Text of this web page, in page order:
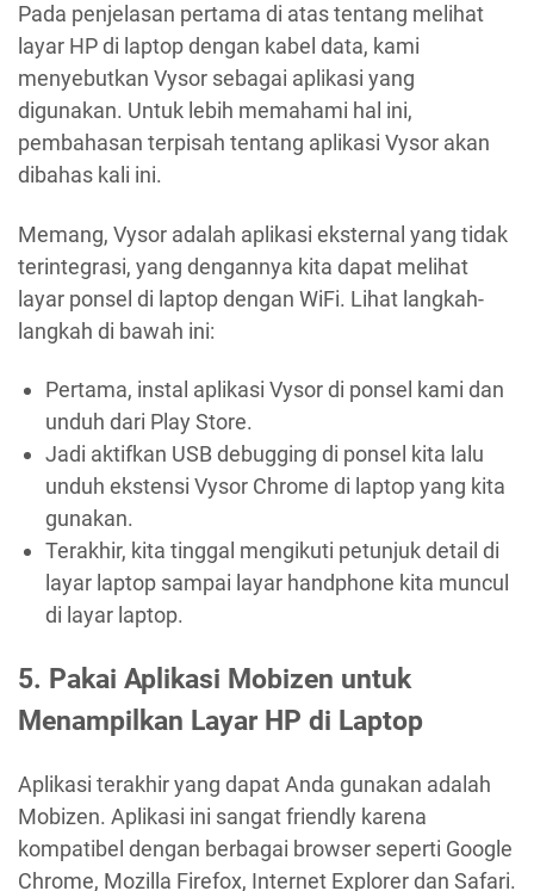
Pada penjelasan pertama di atas tentang melihat
layar HP di laptop dengan kabel data, kami
menyebutkan Vysor sebagai aplikasi yang
digunakan. Untuk lebih memahami hal ini,
pembahasan terpisah tentang aplikasi Vysor akan
dibahas kali ini.
Memang, Vysor adalah aplikasi eksternal yang tidak
terintegrasi, yang dengannya kita dapat melihat
layar ponsel di laptop dengan WiFi. Lihat langkah-
langkah di bawah ini:
Pertama, instal aplikasi Vysor di ponsel kami dan
unduh dari Play Store.
Jadi aktifkan USB debugging di ponsel kita lalu
unduh ekstensi Vysor Chrome di laptop yang kita
gunakan.
Terakhir, kita tinggal mengikuti petunjuk detail di
layar laptop sampai layar handphone kita muncul
di layar laptop.
5. Pakai Aplikasi Mobizen untuk
Menampilkan Layar HP di Laptop
Aplikasi terakhir yang dapat Anda gunakan adalah
Mobizen. Aplikasi ini sangat friendly karena
kompatibel dengan berbagai browser seperti Google
Chrome, Mozilla Firefox, Internet Explorer dan Safari.